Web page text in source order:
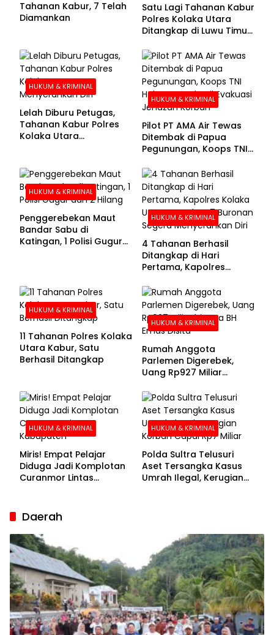
Tahanan Kabur, 7 Telah
Diamankan
Satu Lagi Tahanan Kabur
Polres Kolaka Utara
Ditangkap di Luwu Timur,
HUKUM & KRIMINAL
Lelah Diburu Petugas,
Tahanan Kabur Polres
Kolaka Utara
HUKUM & KRIMINAL
Pilot PT AMA Air Tewas
Ditembak di Papua
Pegunungan, Koops TNI
Evakuasi Jenazah
Korban
HUKUM & KRIMINAL
Penggerebekan Maut
Bandar Sabu di
Katingan, 1 Polisi Gugur
HUKUM & KRIMINAL
4 Tahanan Berhasil
Ditangkap di Hari
Pertama, Kapolres
Buronan Segera
Menyerahkan Diri
HUKUM & KRIMINAL
11 Tahanan Polres Kolaka
Utara Kabur, Satu
Berhasil Ditangkap
HUKUM & KRIMINAL
Rumah Anggota
Parlemen Digerebek,
Uang Rp927 Miliar
HUKUM & KRIMINAL
Miris! Empat Pelajar
Diduga Jadi Komplotan
Curanmor Lintas
HUKUM & KRIMINAL
Polda Sultra Telusuri
Aset Tersangka Kasus
Umrah Ilegal, Kerugian
Daerah